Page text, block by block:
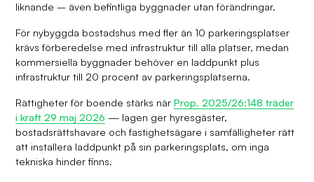
liknande – även befintliga byggnader utan förändringar.
För nybyggda bostadshus med fler än 10 parkeringsplatser
krävs förberedelse med infrastruktur till alla platser, medan
kommersiella byggnader behöver en laddpunkt plus
infrastruktur till 20 procent av parkeringsplatserna.
Rättigheter för boende stärks närProp. 2025/26:148 träder
i kraft 29 maj 2026 — lagen ger hyresgäster,
bostadsrättshavare och fastighetsägare i samfälligheter rätt
att installera laddpunkt på sin parkeringsplats, om inga
tekniska hinder finns.